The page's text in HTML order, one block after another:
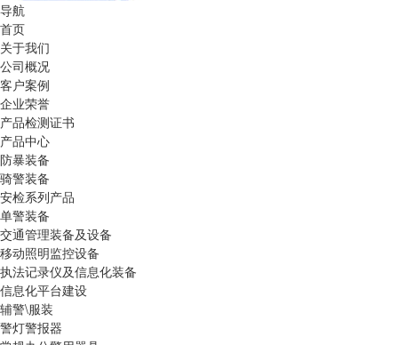
导航
首页
关于我们
公司概况
客户案例
企业荣誉
产品检测证书
产品中心
防暴装备
骑警装备
安检系列产品
单警装备
交通管理装备及设备
移动照明监控设备
执法记录仪及信息化装备
信息化平台建设
辅警\服装
警灯警报器